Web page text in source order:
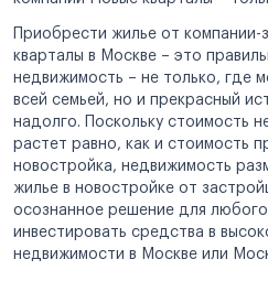
Приобрести жилье от
кварталы в Москве – это
недвижимость – не только, где
всей семьей, но и прекрасный
надолго. Поскольку стоимость
растет равно, как и стоимость
новостройка, недвижимость
жилье в новостройке от
осознанное решение для
инвестировать средства в
недвижимости в Москве или